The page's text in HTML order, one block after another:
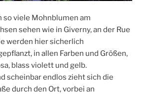
so viele Mohnblumen am
sehen wie in Giverny, an der Rue
werden hier sicherlich
in allen Farben und Größen,
blass violett und gelb.
scheinbar endlos zieht sich die
durch den Ort, vorbei an